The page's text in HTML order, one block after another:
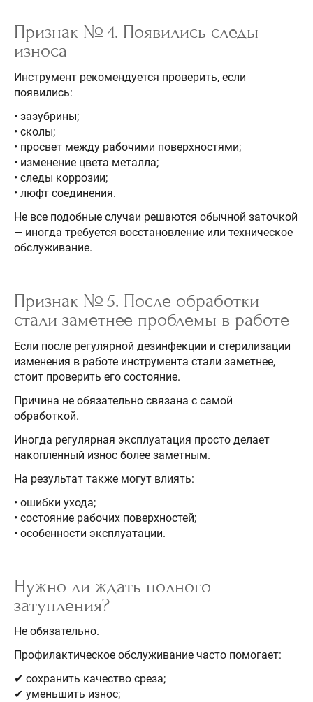
Признак № 4. Появились следы
износа
Инструмент рекомендуется проверить, если
появились:
• зазубрины;
• сколы;
• просвет между рабочими поверхностями;
• изменение цвета металла;
• следы коррозии;
• люфт соединения.
Не все подобные случаи решаются обычной заточкой
— иногда требуется восстановление или техническое
обслуживание.
Признак № 5. После обработки
стали заметнее проблемы в работе
Если после регулярной дезинфекции и стерилизации
изменения в работе инструмента стали заметнее,
стоит проверить его состояние.
Причина не обязательно связана с самой
обработкой.
Иногда регулярная эксплуатация просто делает
накопленный износ более заметным.
На результат также могут влиять:
• ошибки ухода;
• состояние рабочих поверхностей;
• особенности эксплуатации.
Нужно ли ждать полного
затупления?
Не обязательно.
Профилактическое обслуживание часто помогает:
✔ сохранить качество среза;
✔ уменьшить износ;